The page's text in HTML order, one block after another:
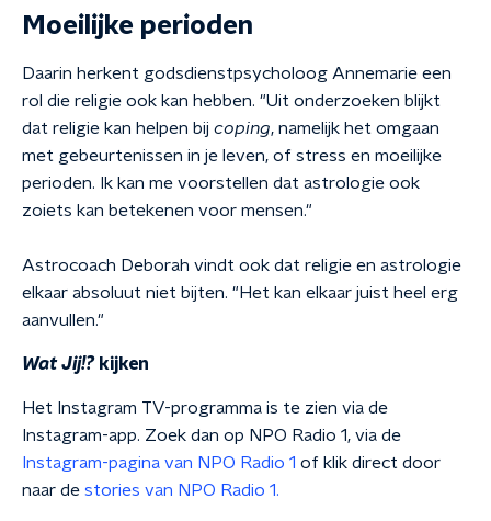
Moeilijke perioden
Daarin herkent godsdienstpsycholoog Annemarie een
rol die religie ook kan hebben. "Uit onderzoeken blijkt
dat religie kan helpen bij coping, namelijk het omgaan
met gebeurtenissen in je leven, of stress en moeilijke
perioden. Ik kan me voorstellen dat astrologie ook
zoiets kan betekenen voor mensen."
Astrocoach Deborah vindt ook dat religie en astrologie
elkaar absoluut niet bijten. "Het kan elkaar juist heel erg
aanvullen."
Wat Jij!? kijken
Het Instagram TV-programma is te zien via de
Instagram-app. Zoek dan op NPO Radio 1, via de
Instagram-pagina van NPO Radio 1 of klik direct door
naar de stories van NPO Radio 1.